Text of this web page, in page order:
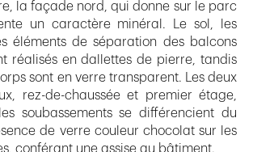
la façade nord, qui donne sur le parc
un caractère minéral. Le sol, les
éléments de séparation des balcons
réalisés en dallettes de pierre, tandis
sont en verre transparent. Les deux
rez-de-chaussée et premier étage,
soubassements se différencient du
de verre couleur chocolat sur les
conférant une assise au bâtiment.